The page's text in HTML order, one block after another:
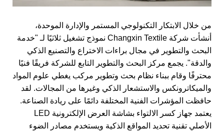
من خلال الابتكار التكنولوجي المستمر والإدارة الموحدة،
أنشأت شركة Changxin Textile نموذج تشغيل ثلاثيًا لـ "خدمة
البحث والتطوير في مجال براءات الاختراع والتصنيع الذكي
والدقة". يجمع مركز البحث والتطوير التابع للشركة فريقًا فنيًا
محترفًا وقام ببناء نظام بحث وتطوير مركب يغطي علوم المواد
والميكاترونكس والاستشعار الذكي وغيرها من المجالات. لقد
حافظت المؤشرات الفنية المختلفة دائمًا على ريادة الصناعة.
يعتمد جهاز كسر الالتواء بشاشة العرض الإلكترونية LED
الأصلي تقنية تحديد المواقع الذكية ويستخدم مصادر الضوء